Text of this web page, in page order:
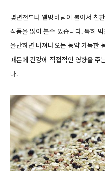
몇년전부터 웰빙바람이 불어서 친
식품을 많이 볼수 있습니다. 특히
을만하면 터져나오는 농약 가득한
때문에 건강에 직접적인 영향을 주
다.